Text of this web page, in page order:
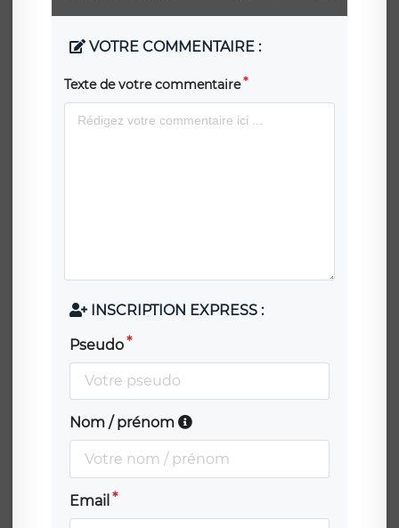
VOTRE COMMENTAIRE :
Texte de votre commentaire
INSCRIPTION EXPRESS :
Pseudo
Nom / prénom
Email